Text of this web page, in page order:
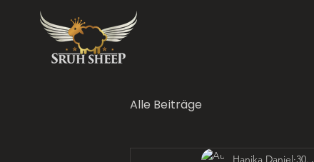
Alle Beiträge
Hanika Daniel 30.